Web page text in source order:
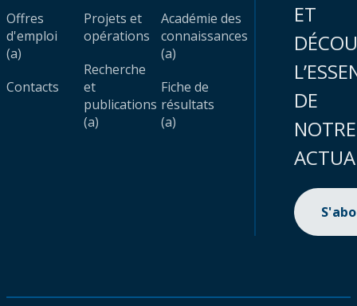
Offres
d'emploi
(a)
Contacts
Projets et
opérations
Recherche
et
publications
(a)
Académie des
connaissances
(a)
Fiche de
résultats
(a)
ET
DE
NOTRE